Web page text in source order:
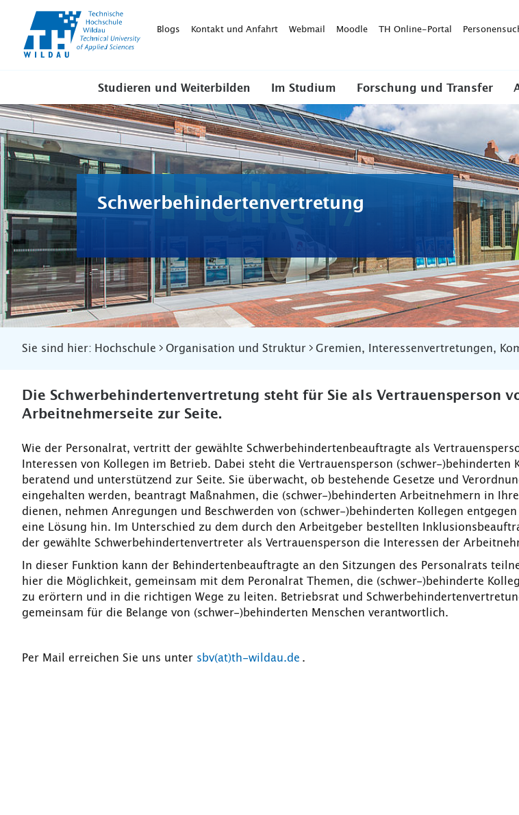
WildauBlogs Kontakt und Anfahrt Webmail Moodle TH Online-Portal
Studieren und Weiterbilden Im Studium Forschung und Transfer
Schwerbehindertenvertretung
Sie sind hier: Hochschule Organisation und Struktur Gremien, Interessenvertretungen,
Die Schwerbehindertenvertretung steht für Sie als Vertrauensperson
Arbeitnehmerseite zur Seite.
Wie der Personalrat, vertritt der gewählte Schwerbehindertenbeauftragte als
Interessen von Kollegen im Betrieb. Dabei steht die Vertrauensperson (schwer-)behinderten
beratend und unterstützend zur Seite. Sie überwacht, ob bestehende Gesetze und
eingehalten werden, beantragt Maßnahmen, die (schwer-)behinderten Arbeitnehmern in
dienen, nehmen Anregungen und Beschwerden von (schwer-)behinderten Kollegen
eine Lösung hin. Im Unterschied zu dem durch den Arbeitgeber bestellten
der gewählte Schwerbehindertenvertreter als Vertrauensperson die Interessen der
In dieser Funktion kann der Behindertenbeauftragte an den Sitzungen des Personalrats
hier die Möglichkeit, gemeinsam mit dem Peronalrat Themen, die (schwer-)behinderte
zu erörtern und in die richtigen Wege zu leiten. Betriebsrat und
gemeinsam für die Belange von (schwer-)behinderten Menschen verantwortlich.
Per Mail erreichen Sie uns unter sbv(at)th-wildau.de .